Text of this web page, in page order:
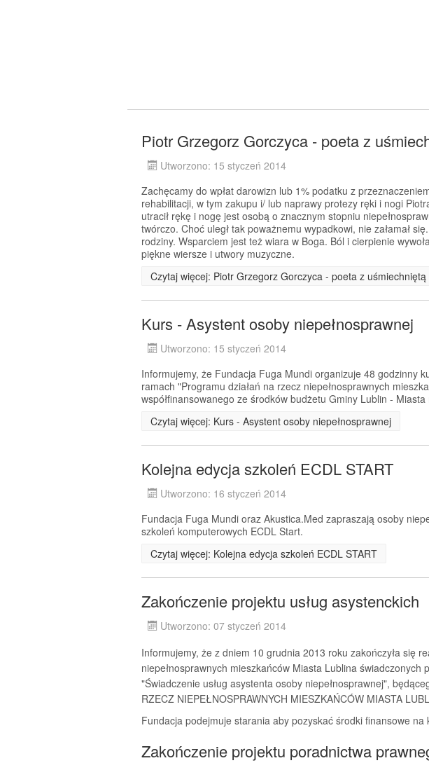
Piotr Grzegorz Gorczyca - poeta z
Utworzono: 15 styczeń 2014
Zachęcamy do wpłat darowizn lub 1% podatku z
rehabilitacji, w tym zakupu i/ lub naprawy protezy ręki i nogi
utracił rękę i nogę jest osobą o znacznym stopniu
twórczo. Choć uległ tak poważnemu wypadkowi, nie załamał
rodziny. Wsparciem jest też wiara w Boga. Ból i cierpienie
piękne wiersze i utwory muzyczne.
Czytaj więcej: Piotr Grzegorz Gorczyca - poeta z
Kurs - Asystent osoby niepełnosprawnej
Utworzono: 15 styczeń 2014
Informujemy, że Fundacja Fuga Mundi organizuje 48 godzinny
ramach "Programu działań na rzecz niepełnosprawnych
współfinansowanego ze środków budżetu Gminy Lublin -
Czytaj więcej: Kurs - Asystent osoby niepełnosprawnej
Kolejna edycja szkoleń ECDL START
Utworzono: 16 styczeń 2014
Fundacja Fuga Mundi oraz Akustica.Med zapraszają osoby
szkoleń komputerowych ECDL Start.
Czytaj więcej: Kolejna edycja szkoleń ECDL START
Zakończenie projektu usług asystenckich
Utworzono: 07 styczeń 2014
Informujemy, że z dniem 10 grudnia 2013 roku zakończyła się
niepełnosprawnych mieszkańców Miasta Lublina
"Świadczenie usług asystenta osoby niepełnosprawnej",
RZECZ NIEPEŁNOSPRAWNYCH MIESZKAŃCÓW MIASTA
Fundacja podejmuje starania aby pozyskać środki finansowe
Zakończenie projektu poradnictwa